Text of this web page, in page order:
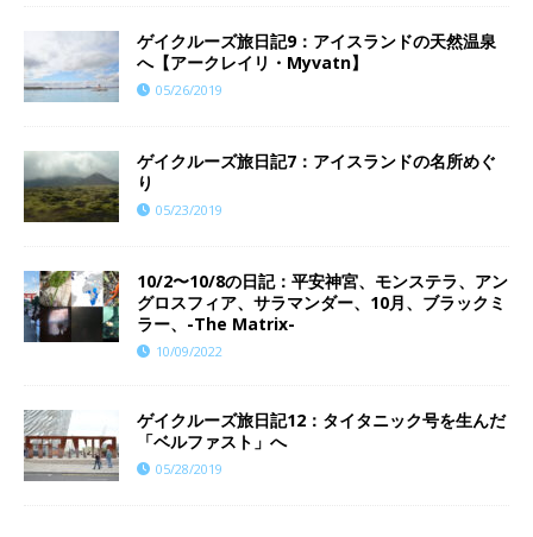
ゲイクルーズ旅日記9：アイスランドの天然温泉
へ【アークレイリ・Myvatn】
05/26/2019
ゲイクルーズ旅日記7：アイスランドの名所めぐ
り
05/23/2019
10/2〜10/8の日記：平安神宮、モンステラ、アン
グロスフィア、サラマンダー、10月、ブラックミ
ラー、-The Matrix-
10/09/2022
ゲイクルーズ旅日記12：タイタニック号を生んだ
「ベルファスト」へ
05/28/2019